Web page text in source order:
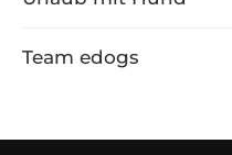
Team edogs